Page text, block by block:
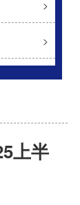
>
>
上半